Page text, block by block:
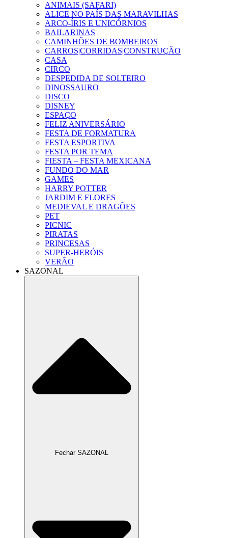
ANIMAIS (SAFARI)
ALICE NO PAÍS DAS MARAVILHAS
ARCO-ÍRIS E UNICÓRNIOS
BAILARINAS
CAMINHÕES DE BOMBEIROS
CARROS|CORRIDAS|CONSTRUÇÃO
CASA
CIRCO
DESPEDIDA DE SOLTEIRO
DINOSSAURO
DISCO
DISNEY
ESPAÇO
FELIZ ANIVERSÁRIO
FESTA DE FORMATURA
FESTA ESPORTIVA
FESTA POR TEMA
FIESTA – FESTA MEXICANA
FUNDO DO MAR
GAMES
HARRY POTTER
JARDIM E FLORES
MEDIEVAL E DRAGÕES
PET
PICNIC
PIRATAS
PRINCESAS
SUPER-HERÓIS
VERÃO
SAZONAL
Fechar SAZONAL